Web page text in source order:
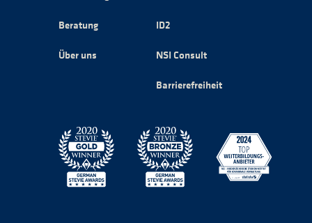
Beratung
Über uns
ID2
NSI Consult
Barrierefreiheit